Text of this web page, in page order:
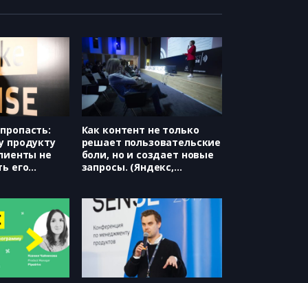
продукту
не
его
Как контент не только
решает пользовательские
боли, но и создает новые
запросы. (Яндекс,